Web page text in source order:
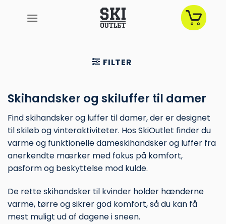
FILTER
Skihandsker og skiluffer til damer
Find skihandsker og luffer til damer, der er designet
til skiløb og vinteraktiviteter. Hos SkiOutlet finder du
varme og funktionelle dameskihandsker og luffer fra
anerkendte mærker med fokus på komfort,
pasform og beskyttelse mod kulde.
De rette skihandsker til kvinder holder hænderne
varme, tørre og sikrer god komfort, så du kan få
mest muligt ud af dagene i sneen.